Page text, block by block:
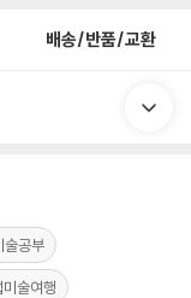
배송/반품/교환
공부
술여행